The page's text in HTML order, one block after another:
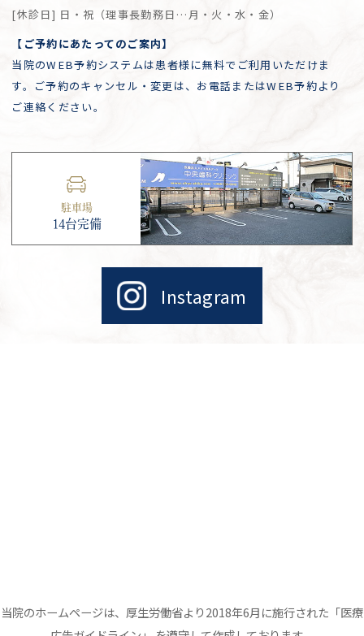
[休診日] 日・祝（理事長勤務日…月・火・水・金）
【ご予約にあたってのご案内】
当院のWEB予約システムは患者様に無料でご利用いただけま
す。ご予約のキャンセル・変更は、お電話またはWEB予約より
ご連絡ください。
駐車場
14台完備
Instagram
当院のホームページは、厚生労働省より2018年6月に施行された「医療